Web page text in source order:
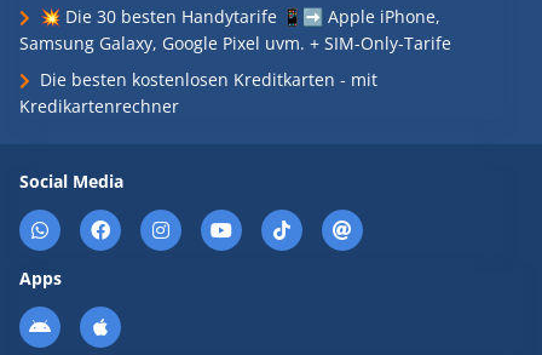
💥 Die 30 besten Handytarife 📱➡️ Apple iPhone,
Samsung Galaxy, Google Pixel uvm. + SIM-Only-Tarife
Die besten kostenlosen Kreditkarten - mit
Kredikartenrechner
Social Media
Apps